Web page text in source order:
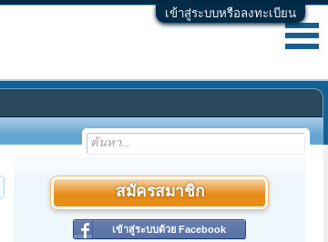
เข้าสู่ระบบหรือลงทะเบียน
สมัครสมาชิก
เข้าสู่ระบบด้วย Facebook